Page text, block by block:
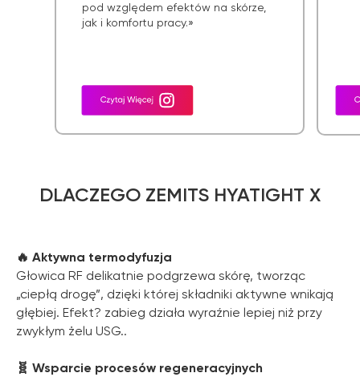
pod względem efektów na skórze,
jak i komfortu pracy.»
DLACZEGO ZEMITS HYATIGHT X
🔥 Aktywna termodyfuzja
Głowica RF delikatnie podgrzewa skórę, tworząc
„ciepłą drogę”, dzięki której składniki aktywne wnikają
głębiej. Efekt? zabieg działa wyraźnie lepiej niż przy
zwykłym żelu USG..
🧬 Wsparcie procesów regeneracyjnych